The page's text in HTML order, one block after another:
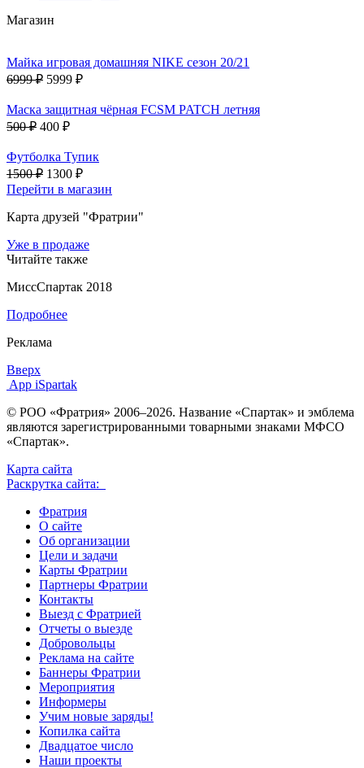
Магазин
Майка игровая домашняя NIKE сезон 20/21
6999 ₽ 5999 ₽
Маска защитная чёрная FCSM PATCH летняя
500 ₽ 400 ₽
Футболка Тупик
1500 ₽ 1300 ₽
Перейти в магазин
Карта друзей "Фратрии"
Уже в продаже
Читайте также
МиссСпартак 2018
Подробнее
Реклама
Вверх
App iSpartak
© РОО «Фратрия» 2006–2026. Название «Спартак» и эмблема
являются зарегистрированными товарными знаками МФСО
«Спартак».
Карта сайта
Раскрутка сайта:
Фратрия
О сайте
Об организации
Цели и задачи
Карты Фратрии
Партнеры Фратрии
Контакты
Выезд с Фратрией
Отчеты о выезде
Добровольцы
Реклама на сайте
Баннеры Фратрии
Мероприятия
Информеры
Учим новые заряды!
Копилка сайта
Двадцатое число
Наши проекты